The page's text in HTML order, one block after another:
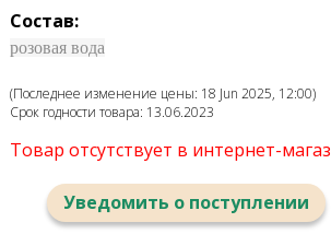
Состав:
розовая вода
(Последнее изменение цены: 18 Jun 2025, 12:00)
Срок годности товара: 13.06.2023
Товар отсутствует в интернет-
Уведомить о поступлении